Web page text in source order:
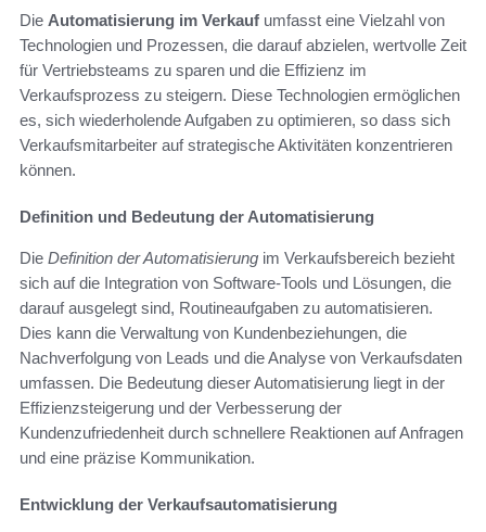
Die Automatisierung im Verkauf umfasst eine Vielzahl von
Technologien und Prozessen, die darauf abzielen, wertvolle Zeit
für Vertriebsteams zu sparen und die Effizienz im
Verkaufsprozess zu steigern. Diese Technologien ermöglichen
es, sich wiederholende Aufgaben zu optimieren, so dass sich
Verkaufsmitarbeiter auf strategische Aktivitäten konzentrieren
können.
Definition und Bedeutung der Automatisierung
Die Definition der Automatisierung im Verkaufsbereich bezieht
sich auf die Integration von Software-Tools und Lösungen, die
darauf ausgelegt sind, Routineaufgaben zu automatisieren.
Dies kann die Verwaltung von Kundenbeziehungen, die
Nachverfolgung von Leads und die Analyse von Verkaufsdaten
umfassen. Die Bedeutung dieser Automatisierung liegt in der
Effizienzsteigerung und der Verbesserung der
Kundenzufriedenheit durch schnellere Reaktionen auf Anfragen
und eine präzise Kommunikation.
Entwicklung der Verkaufsautomatisierung